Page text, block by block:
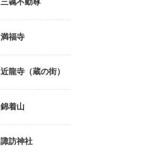
三毳不動尊
満福寺
近龍寺（蔵の街）
錦着山
諏訪神社